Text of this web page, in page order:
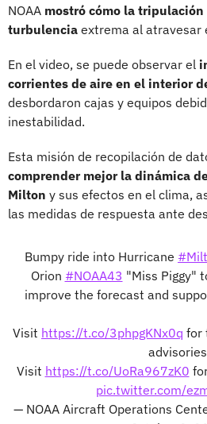
NOAA mostró cómo la
turbulencia extrema al atravesar
En el video, se puede observar el
corrientes de aire en el interior
desbordaron cajas y equipos
inestabilidad.
Esta misión de recopilación de
comprender mejor la dinámica
Milton y sus efectos en el clima,
las medidas de respuesta ante
Bumpy ride into Hurricane
Orion #NOAA43 "Miss Piggy"
improve the forecast and
Visit https://t.co/3phpgKNx0q for
advisories
Visit https://t.co/UoRa967zK0
pic.twitter.com/
— NOAA Aircraft Operations